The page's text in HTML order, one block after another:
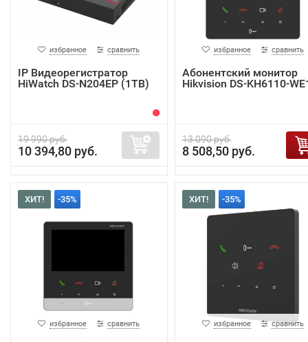
избранное сравнить
IP Видеорегистратор
HiWatch DS-N204EP (1TB)
19 990 руб.
10 394,80 руб.
избранное сравнить
Абонентский монитор
Hikvision DS-KH6110-
13 090 руб.
8 508,50 руб.
ХИТ! -35%
избранное сравнить
ХИТ! -35%
избранное сравнить